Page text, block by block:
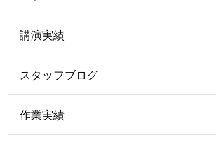
2012年
2012年5月
2009 年
2009年5月
講演実績
スタッフブログ
作業実績